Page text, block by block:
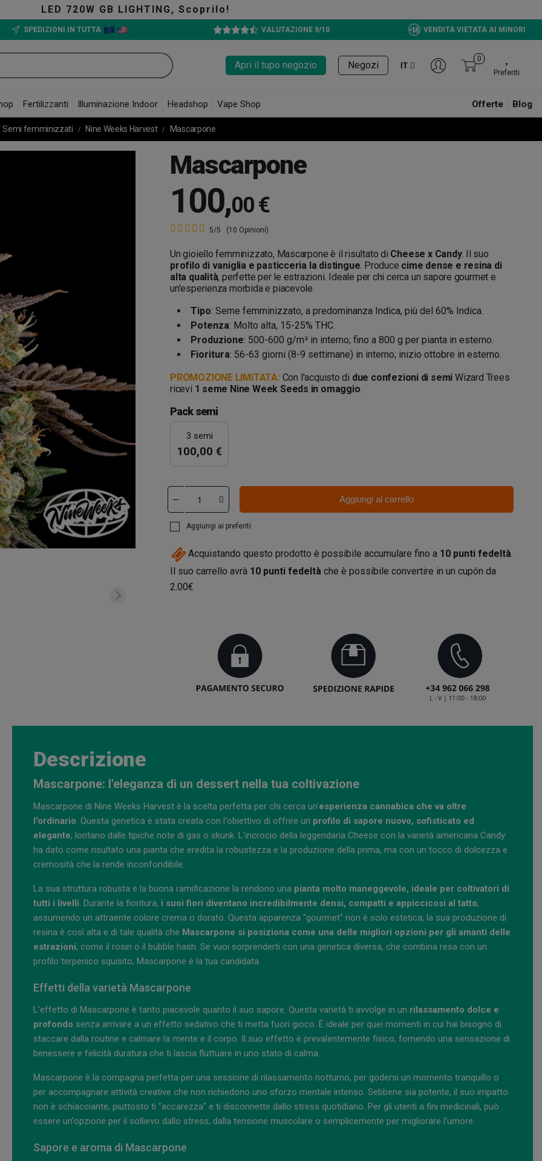
Scoprilo!
SPEDIZIONI IN TUTTA VALUTAZIONE 9/10 VENDITA VIETATA AI MINORI
Apri il tupo negozio Negozi IT
0
Preferiti
Fertilizzanti Illuminazione Indoor Headshop Vape Shop Offerte Blog
Semi femminizzati Nine Weeks Harvest Mascarpone
Mascarpone
100,00 €
5/5 (10 Opinioni)
Un gioiello femminizzato, Mascarpone è il risultato di Cheese x Candy. Il suo
profilo di vaniglia e pasticceria la distingue. Produce cime dense e resina di
alta qualità, perfette per le estrazioni. Ideale per chi cerca un sapore gourmet e
un'esperienza morbida e piacevole.
Tipo: Seme femminizzato, a predominanza Indica, più del 60% Indica.
Potenza: Molto alta, 15-25% THC.
Produzione: 500-600 g/m² in interno; fino a 800 g per pianta in esterno.
Fioritura: 56-63 giorni (8-9 settimane) in interno; inizio ottobre in esterno.
PROMOZIONE LIMITATA: Con l'acquisto di due confezioni di semi Wizard Trees
ricevi 1 seme Nine Week Seeds in omaggio.
Pack semi
3 semi
100,00 €
Aggiungi al carrello
Aggiungi ai preferiti
Acquistando questo prodotto è possibile accumulare fino a 10 punti fedeltà.
Il suo carrello avrà 10 punti fedeltà che è possibile convertire in un cupón da
2.00€
Descrizione
Mascarpone: l'eleganza di un dessert nella tua coltivazione
Mascarpone di Nine Weeks Harvest è la scelta perfetta per chi cerca un'esperienza cannabica che va oltre
l'ordinario. Questa genetica è stata creata con l'obiettivo di offrire un profilo di sapore nuovo, sofisticato ed
elegante, lontano dalle tipiche note di gas o skunk. L'incrocio della leggendaria Cheese con la varietà americana Candy
ha dato come risultato una pianta che eredita la robustezza e la produzione della prima, ma con un tocco di dolcezza e
cremosità che la rende inconfondibile.
La sua struttura robusta e la buona ramificazione la rendono una pianta molto maneggevole, ideale per coltivatori di
tutti i livelli. Durante la fioritura, i suoi fiori diventano incredibilmente densi, compatti e appiccicosi al tatto,
assumendo un attraente colore crema o dorato. Questa apparenza "gourmet" non è solo estetica; la sua produzione di
resina è così alta e di tale qualità che Mascarpone si posiziona come una delle migliori opzioni per gli amanti delle
estrazioni, come il rosin o il bubble hash. Se vuoi sorprenderti con una genetica diversa, che combina resa con un
profilo terpenico squisito, Mascarpone è la tua candidata.
Effetti della varietà Mascarpone
L'effetto di Mascarpone è tanto piacevole quanto il suo sapore. Questa varietà ti avvolge in un rilassamento dolce e
profondo senza arrivare a un effetto sedativo che ti metta fuori gioco. È ideale per quei momenti in cui hai bisogno di
staccare dalla routine e calmare la mente e il corpo. Il suo effetto è prevalentemente fisico, fornendo una sensazione di
benessere e felicità duratura che ti lascia fluttuare in uno stato di calma.
Mascarpone è la compagna perfetta per una sessione di rilassamento notturno, per godersi un momento tranquillo o
per accompagnare attività creative che non richiedono uno sforzo mentale intenso. Sebbene sia potente, il suo impatto
non è schiacciante; piuttosto ti "accarezza" e ti disconnette dallo stress quotidiano. Per gli utenti a fini medicinali, può
essere un'opzione per il sollievo dallo stress, dalla tensione muscolare o semplicemente per migliorare l'umore.
Sapore e aroma di Mascarpone